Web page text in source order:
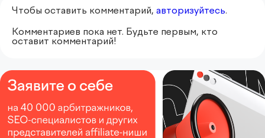
Чтобы оставить комментарий, авторизуйтесь.
Комментариев пока нет. Будьте первым, кто
оставит комментарий!